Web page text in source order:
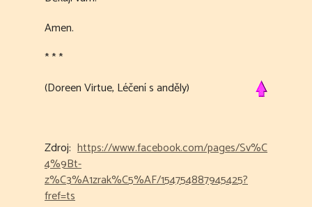
Amen.
* * *
(Doreen Virtue, Léčení s anděly)
Zdroj: https://www.facebook.com/pages/Sv%C
4%9Bt-
z%C3%A1zrak%C5%AF/154754887945425?
fref=ts